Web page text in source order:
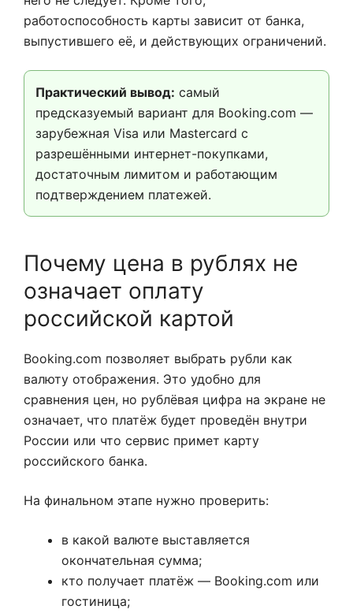
работоспособность карты зависит от банка,
выпустившего её, и действующих ограничений.
Практический вывод: самый
предсказуемый вариант для Booking.com —
зарубежная Visa или Mastercard с
разрешёнными интернет-покупками,
достаточным лимитом и работающим
подтверждением платежей.
Почему цена в рублях не
означает оплату
российской картой
Booking.com позволяет выбрать рубли как
валюту отображения. Это удобно для
сравнения цен, но рублёвая цифра на экране не
означает, что платёж будет проведён внутри
России или что сервис примет карту
российского банка.
На финальном этапе нужно проверить:
в какой валюте выставляется
окончательная сумма;
кто получает платёж — Booking.com или
гостиница;